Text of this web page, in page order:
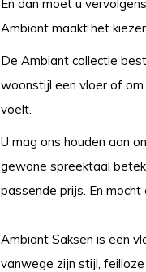
En dan moet u
Ambiant maakt het
De Ambiant collectie
woonstijl een vloer of
voelt.
U mag ons houden aan
gewone spreektaal
passende prijs. En
Ambiant Saksen is een
vanwege zijn stijl,